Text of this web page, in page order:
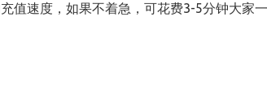
值速度，如果不着急，可花费3-5分钟大家一